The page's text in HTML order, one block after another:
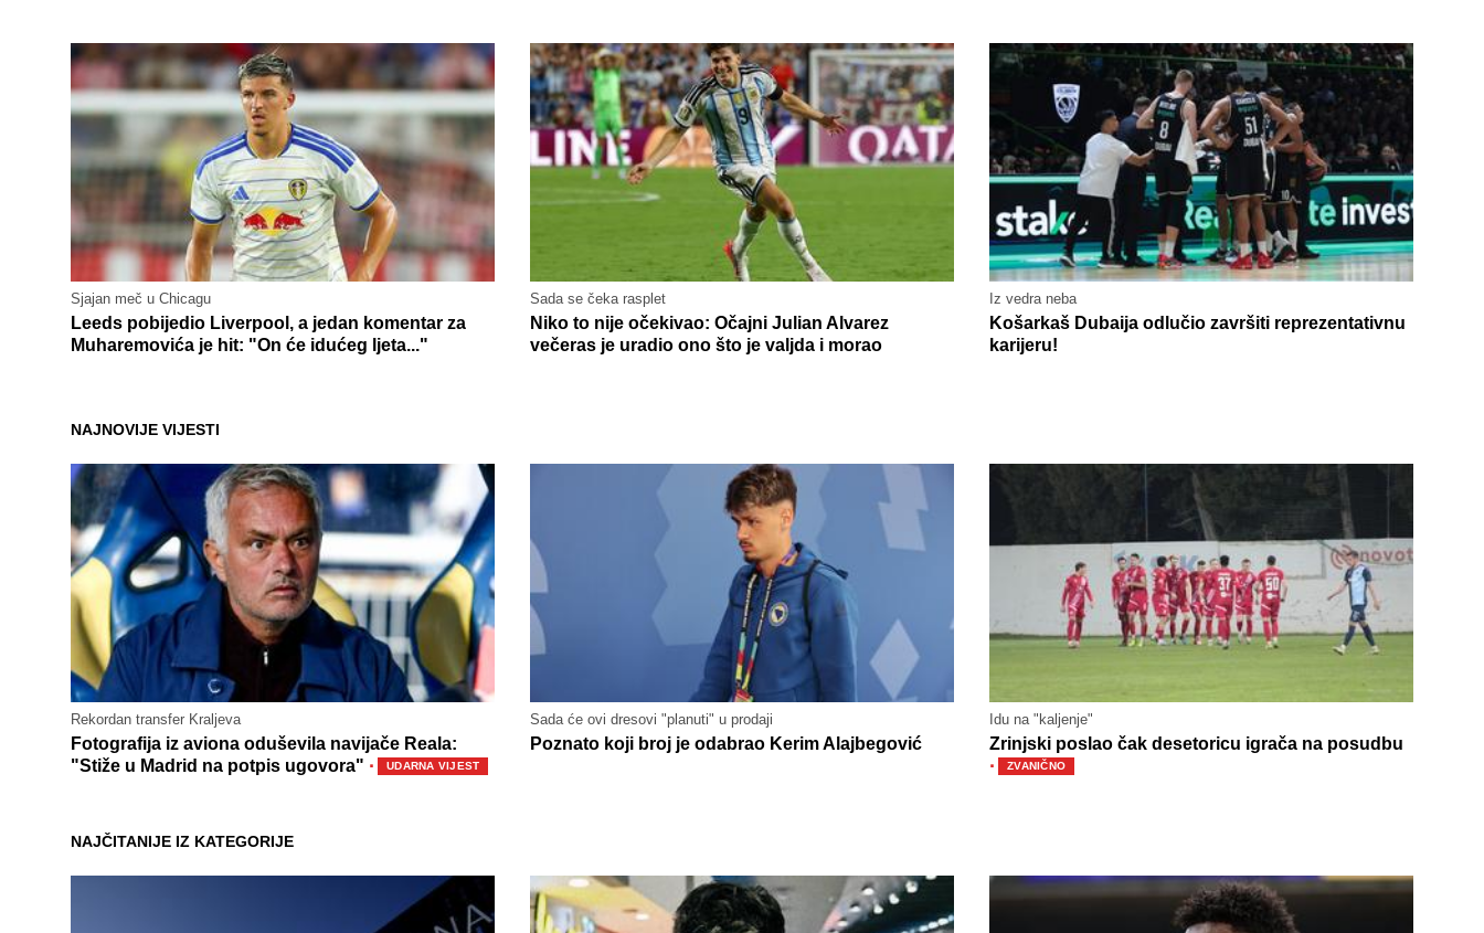
Sjajan meč u Chicagu
Leeds pobijedio Liverpool, a jedan komentar za
Muharemovića je hit: "On će idućeg ljeta..."
Sada se čeka rasplet
Niko to nije očekivao: Očajni Julian Alvarez
večeras je uradio ono što je valjda i morao
Iz vedra neba
Košarkaš Dubaija odlučio završiti reprezentativnu
karijeru!
NAJNOVIJE VIJESTI
Rekordan transfer Kraljeva
Fotografija iz aviona oduševila navijače Reala:
"Stiže u Madrid na potpis ugovora" · UDARNA VIJEST
Sada će ovi dresovi "planuti" u prodaji
Poznato koji broj je odabrao Kerim Alajbegović
Idu na "kaljenje"
Zrinjski poslao čak desetoricu igrača na posudbu
· ZVANIČNO
NAJČITANIJE IZ KATEGORIJE